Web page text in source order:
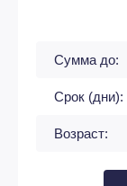
Сумма до:
Срок (дни):
Возраст: